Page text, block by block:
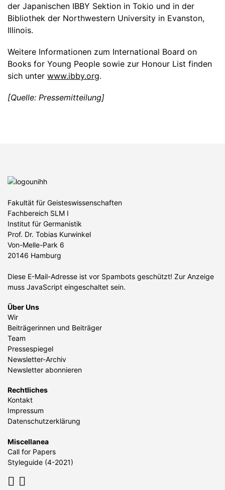
der Japanischen IBBY Sektion in Tokio und in der
Bibliothek der Northwestern University in Evanston,
Illinois.
Weitere Informationen zum International Board on
Books for Young People sowie zur Honour List finden
sich unter www.ibby.org.
[Quelle: Pressemitteilung]
Fakultät für Geisteswissenschaften
Fachbereich SLM I
Institut für Germanistik
Prof. Dr. Tobias Kurwinkel
Von-Melle-Park 6
20146 Hamburg
Diese E-Mail-Adresse ist vor Spambots geschützt! Zur Anzeige
muss JavaScript eingeschaltet sein.
Über Uns
Wir
Beiträgerinnen und Beiträger
Team
Pressespiegel
Newsletter-Archiv
Newsletter abonnieren
Rechtliches
Kontakt
Impressum
Datenschutzerklärung
Miscellanea
Call for Papers
Styleguide (4-2021)